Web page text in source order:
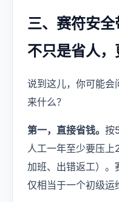
三、赛符安全
不只是省人
说到这儿，你可能会
来什么？
第一，直接省钱。 按
人工一年至少要压上
加班、出错返工）。
仅相当于一个初级运